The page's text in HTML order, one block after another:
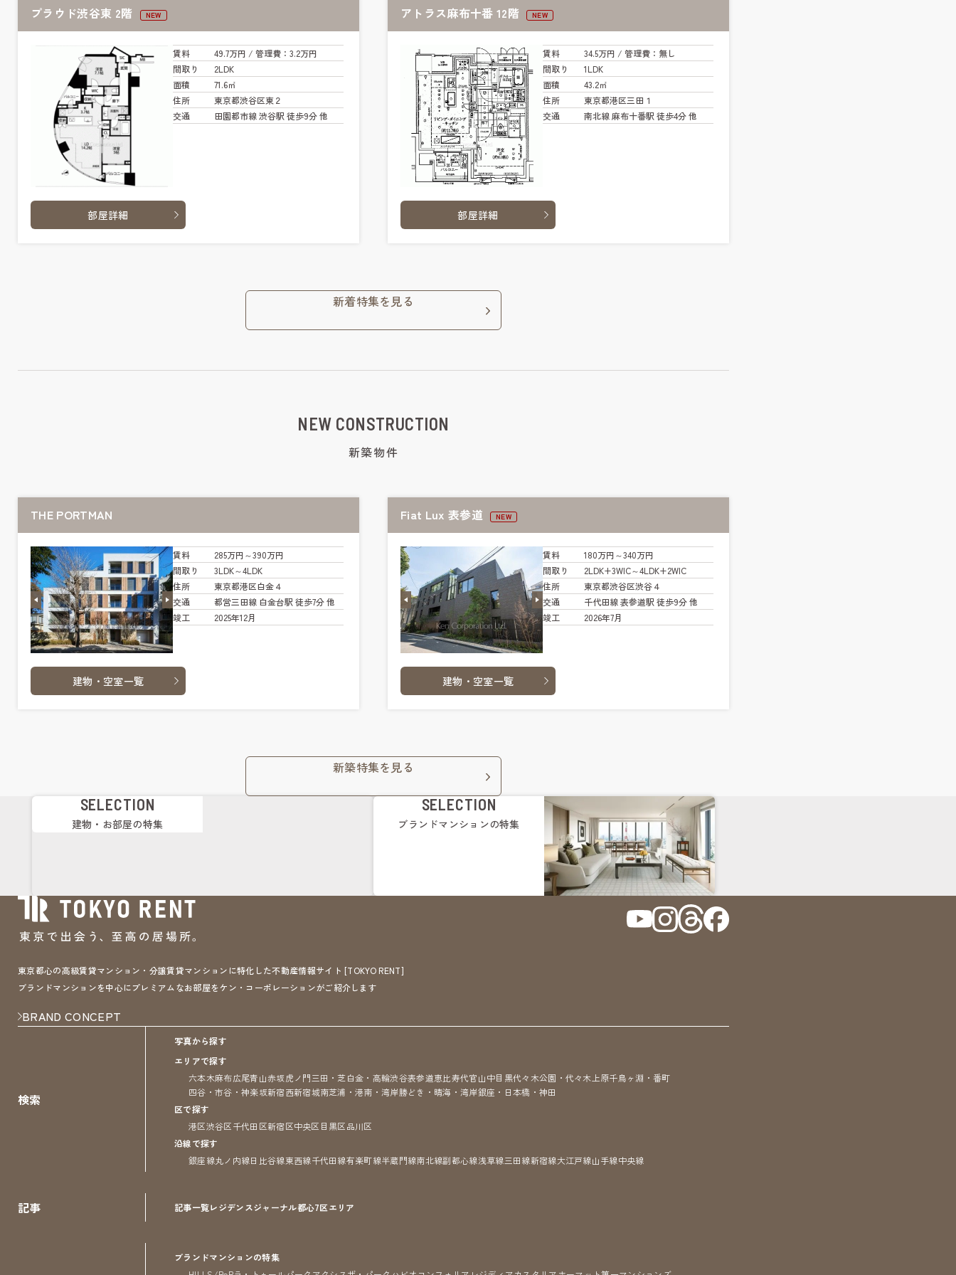
プラウド渋谷東 2階 NEW
賃料 49.7万円 / 管理費：3.2万円
間取り
2LDK
面積
71.6㎡
住所
東京都渋谷区東２
交通
田園都市線 渋谷駅 徒歩9分 他
部屋詳細
アトラス麻布十番 12階 NEW
賃料 34.5万円 / 管理費：無し
間取り
1LDK
面積
43.2㎡
住所
東京都港区三田１
交通
南北線 麻布十番駅 徒歩4分 他
部屋詳細
新着特集を見る
NEW CONSTRUCTION
新築物件
THE PORTMAN
賃料
285万円～390万円
間取り
3LDK～4LDK
住所
東京都港区白金４
交通
都営三田線 白金台駅 徒歩7分 他
竣工
2025年12月
建物・空室一覧
Fiat Lux 表参道 NEW
賃料
180万円～340万円
間取り
2LDK+3WIC～4LDK+2WIC
住所
東京都渋谷区渋谷４
交通
千代田線 表参道駅 徒歩9分 他
竣工
2026年7月
建物・空室一覧
新築特集を見る
SELECTION
建物・お部屋の特集
SELECTION
ブランドマンションの特集
東京都心の高級賃貸マンション・分譲賃貸マンションに特化した不動産情報サイト [TOKYO RENT]
ブランドマンションを中心にプレミアムなお部屋をケン・コーポレーションがご紹介します
BRAND CONCEPT
検索
写真から探す
エリアで探す
六本木麻布広尾青山赤坂虎ノ門三田・芝白金・高輪渋谷表参道恵比寿代官山中目黒代々木公園・代々木上原千鳥ヶ淵・番町
四谷・市谷・神楽坂新宿西新宿城南芝浦・港南・湾岸勝どき・晴海・湾岸銀座・日本橋・神田
区で探す
港区渋谷区千代田区新宿区中央区 目黒区品川区
沿線で探す
銀座線丸ノ内線日比谷線東西線千代田線有楽町線半蔵門線南北線副都心線浅草線三田線新宿線大江戸線山手線中央線
記事 記事一覧レジデンスジャーナル都心7区エリア
ブランドマンションの特集